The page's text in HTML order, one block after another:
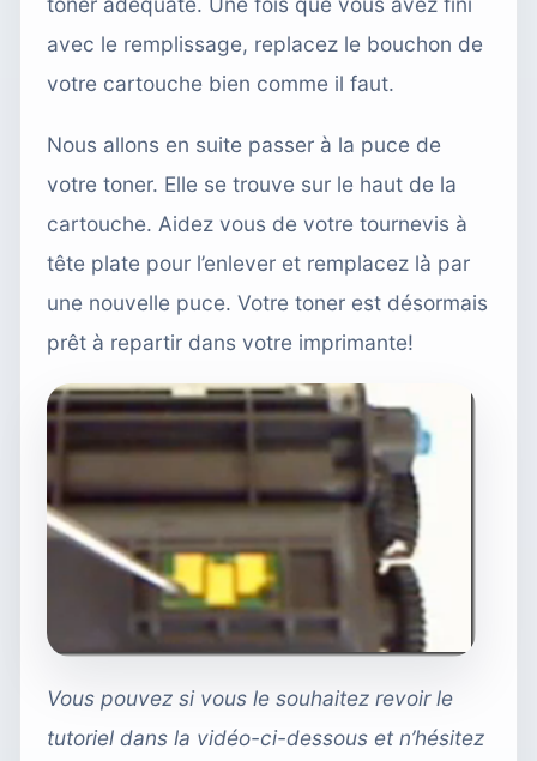
avec le remplissage, replacez le bouchon de
votre cartouche bien comme il faut.
Nous allons en suite passer à la puce de
votre toner. Elle se trouve sur le haut de la
cartouche. Aidez vous de votre tournevis à
tête plate pour l’enlever et remplacez là par
une nouvelle puce. Votre toner est désormais
prêt à repartir dans votre imprimante!
Vous pouvez si vous le souhaitez revoir le
tutoriel dans la vidéo-ci-dessous et n’hésitez